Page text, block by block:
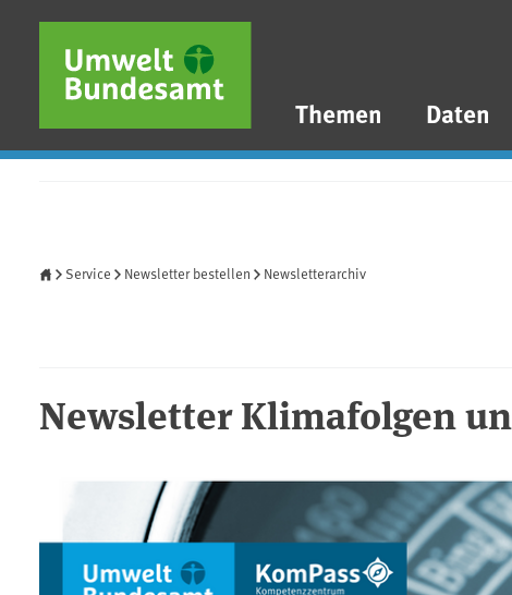
Direkt zum Inhalt
Direkt zum Hauptmenü
Direkt zur Fußzeile
Themen Daten
Service Newsletter bestellen Newsletterarchiv
Newsletter Klimafolgen